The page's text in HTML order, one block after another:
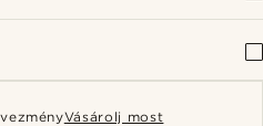
Vásárolj most